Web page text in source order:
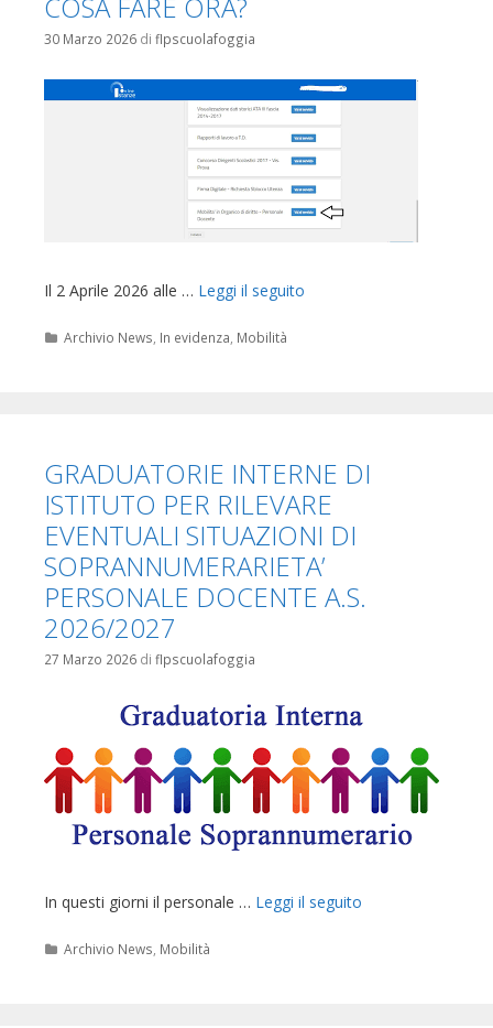
COSA FARE ORA?
30 Marzo 2026 di flpscuolafoggia
Il 2 Aprile 2026 alle … Leggi il seguito
Categorie
Archivio News In evidenza Mobilità
GRADUATORIE INTERNE DI
ISTITUTO PER RILEVARE
EVENTUALI SITUAZIONI DI
SOPRANNUMERARIETA’
PERSONALE DOCENTE A.S.
2026/2027
27 Marzo 2026 di flpscuolafoggia
In questi giorni il personale … Leggi il seguito
Categorie
Archivio News Mobilità